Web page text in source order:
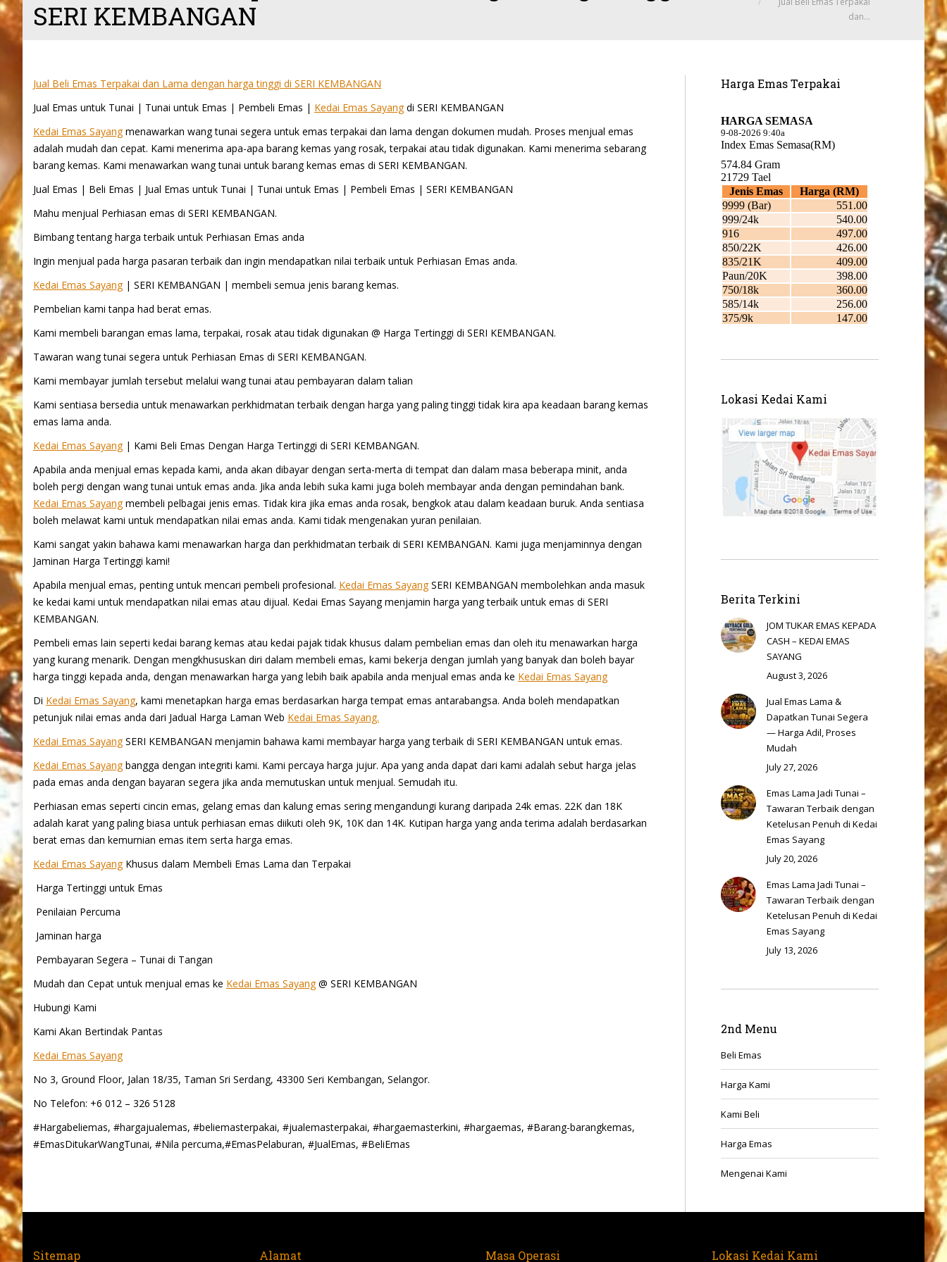
SERI KEMBANGAN
dan…
Jual Beli Emas Terpakai dan Lama dengan harga tinggi di SERI KEMBANGAN
Jual Emas untuk Tunai | Tunai untuk Emas | Pembeli Emas | Kedai Emas Sayangdi SERI KEMBANGAN
Kedai Emas Sayangmenawarkan wang tunai segera untuk emas terpakai dan lama dengan dokumen mudah. Proses menjual emas
adalah mudah dan cepat. Kami menerima apa-apa barang kemas yang rosak, terpakai atau tidak digunakan. Kami menerima sebarang
barang kemas. Kami menawarkan wang tunai untuk barang kemas emas di SERI KEMBANGAN.
Jual Emas | Beli Emas | Jual Emas untuk Tunai | Tunai untuk Emas | Pembeli Emas | SERI KEMBANGAN
Mahu menjual Perhiasan emas di SERI KEMBANGAN.
Bimbang tentang harga terbaik untuk Perhiasan Emas anda
Ingin menjual pada harga pasaran terbaik dan ingin mendapatkan nilai terbaik untuk Perhiasan Emas anda.
Kedai Emas Sayang| SERI KEMBANGAN | membeli semua jenis barang kemas.
Pembelian kami tanpa had berat emas.
Kami membeli barangan emas lama, terpakai, rosak atau tidak digunakan @ Harga Tertinggi di SERI KEMBANGAN.
Tawaran wang tunai segera untuk Perhiasan Emas di SERI KEMBANGAN.
Kami membayar jumlah tersebut melalui wang tunai atau pembayaran dalam talian
Kami sentiasa bersedia untuk menawarkan perkhidmatan terbaik dengan harga yang paling tinggi tidak kira apa keadaan barang kemas
emas lama anda.
Kedai Emas Sayang| Kami Beli Emas Dengan Harga Tertinggi di SERI KEMBANGAN.
Apabila anda menjual emas kepada kami, anda akan dibayar dengan serta-merta di tempat dan dalam masa beberapa minit, anda
boleh pergi dengan wang tunai untuk emas anda. Jika anda lebih suka kami juga boleh membayar anda dengan pemindahan bank.
Kedai Emas Sayangmembeli pelbagai jenis emas. Tidak kira jika emas anda rosak, bengkok atau dalam keadaan buruk. Anda sentiasa
boleh melawat kami untuk mendapatkan nilai emas anda. Kami tidak mengenakan yuran penilaian.
Kami sangat yakin bahawa kami menawarkan harga dan perkhidmatan terbaik di SERI KEMBANGAN. Kami juga menjaminnya dengan
Jaminan Harga Tertinggi kami!
Apabila menjual emas, penting untuk mencari pembeli profesional. Kedai Emas SayangSERI KEMBANGAN membolehkan anda masuk
ke kedai kami untuk mendapatkan nilai emas atau dijual. Kedai Emas Sayang menjamin harga yang terbaik untuk emas di SERI
KEMBANGAN.
Pembeli emas lain seperti kedai barang kemas atau kedai pajak tidak khusus dalam pembelian emas dan oleh itu menawarkan harga
yang kurang menarik. Dengan mengkhususkan diri dalam membeli emas, kami bekerja dengan jumlah yang banyak dan boleh bayar
harga tinggi kepada anda, dengan menawarkan harga yang lebih baik apabila anda menjual emas anda ke Kedai Emas Sayang
Di Kedai Emas Sayang, kami menetapkan harga emas berdasarkan harga tempat emas antarabangsa. Anda boleh mendapatkan
petunjuk nilai emas anda dari Jadual Harga Laman Web Kedai Emas Sayang.
Kedai Emas SayangSERI KEMBANGAN menjamin bahawa kami membayar harga yang terbaik di SERI KEMBANGAN untuk emas.
Kedai Emas Sayangbangga dengan integriti kami. Kami percaya harga jujur. Apa yang anda dapat dari kami adalah sebut harga jelas
pada emas anda dengan bayaran segera jika anda memutuskan untuk menjual. Semudah itu.
Perhiasan emas seperti cincin emas, gelang emas dan kalung emas sering mengandungi kurang daripada 24k emas. 22K dan 18K
adalah karat yang paling biasa untuk perhiasan emas diikuti oleh 9K, 10K dan 14K. Kutipan harga yang anda terima adalah berdasarkan
berat emas dan kemurnian emas item serta harga emas.
Kedai Emas SayangKhusus dalam Membeli Emas Lama dan Terpakai
Harga Tertinggi untuk Emas
Penilaian Percuma
Jaminan harga
Pembayaran Segera – Tunai di Tangan
Mudah dan Cepat untuk menjual emas ke Kedai Emas Sayang@ SERI KEMBANGAN
Hubungi Kami
Kami Akan Bertindak Pantas
Kedai Emas Sayang
No 3, Ground Floor, Jalan 18/35, Taman Sri Serdang, 43300 Seri Kembangan, Selangor.
No Telefon: +6 012 – 326 5128
#Hargabeliemas, #hargajualemas, #beliemasterpakai, #jualemasterpakai, #hargaemasterkini, #hargaemas, #Barang-barangkemas,
#EmasDitukarWangTunai, #Nila percuma,#EmasPelaburan, #JualEmas, #BeliEmas
Harga Emas Terpakai
Lokasi Kedai Kami
Berita Terkini
JOM TUKAR EMAS KEPADA
CASH – KEDAI EMAS
SAYANG
August 3, 2026
Jual Emas Lama &
Dapatkan Tunai Segera
— Harga Adil, Proses
Mudah
July 27, 2026
Emas Lama Jadi Tunai –
Tawaran Terbaik dengan
Ketelusan Penuh di Kedai
Emas Sayang
July 20, 2026
Emas Lama Jadi Tunai –
Tawaran Terbaik dengan
Ketelusan Penuh di Kedai
Emas Sayang
July 13, 2026
2nd Menu
Beli Emas
Harga Kami
Kami Beli
Harga Emas
Mengenai Kami
Sitemap Alamat Masa Operasi Lokasi Kedai Kami